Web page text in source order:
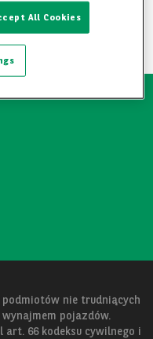
nie trudniących
pojazdów.
art. 66 kodeksu cywilnego i
All Cookies